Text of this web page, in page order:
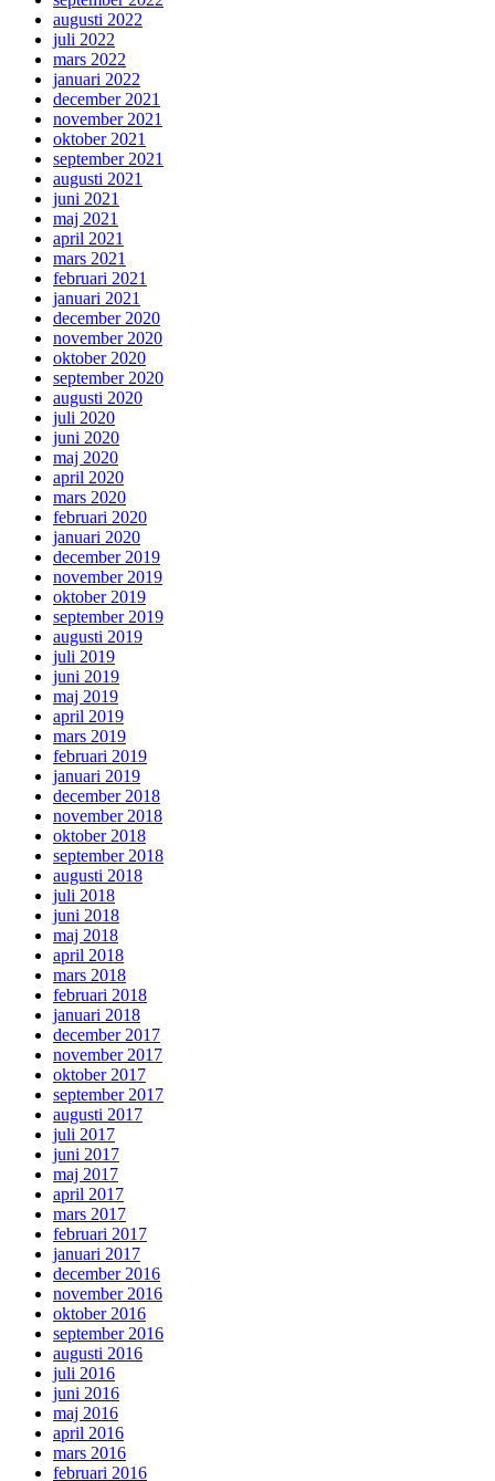
augusti 2022
juli 2022
mars 2022
januari 2022
december 2021
november 2021
oktober 2021
september 2021
augusti 2021
juni 2021
maj 2021
april 2021
mars 2021
februari 2021
januari 2021
december 2020
november 2020
oktober 2020
september 2020
augusti 2020
juli 2020
juni 2020
maj 2020
april 2020
mars 2020
februari 2020
januari 2020
december 2019
november 2019
oktober 2019
september 2019
augusti 2019
juli 2019
juni 2019
maj 2019
april 2019
mars 2019
februari 2019
januari 2019
december 2018
november 2018
oktober 2018
september 2018
augusti 2018
juli 2018
juni 2018
maj 2018
april 2018
mars 2018
februari 2018
januari 2018
december 2017
november 2017
oktober 2017
september 2017
augusti 2017
juli 2017
juni 2017
maj 2017
april 2017
mars 2017
februari 2017
januari 2017
december 2016
november 2016
oktober 2016
september 2016
augusti 2016
juli 2016
juni 2016
maj 2016
april 2016
mars 2016
februari 2016